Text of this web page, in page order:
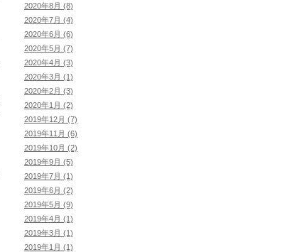
2020年8月 (8)
2020年7月 (4)
2020年6月 (6)
2020年5月 (7)
2020年4月 (3)
2020年3月 (1)
2020年2月 (3)
2020年1月 (2)
2019年12月 (7)
2019年11月 (6)
2019年10月 (2)
2019年9月 (5)
2019年7月 (1)
2019年6月 (2)
2019年5月 (9)
2019年4月 (1)
2019年3月 (1)
2019年1月 (1)